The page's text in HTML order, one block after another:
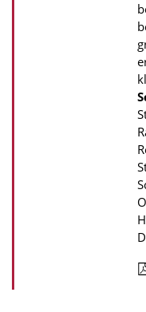
l
i
k
a
t
i
o
n